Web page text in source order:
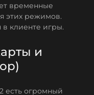
временные
этих режимов.
в клиенте игры.
и
есть огромный